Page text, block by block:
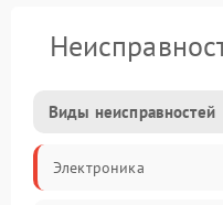
Виды неисправностей
Электроника